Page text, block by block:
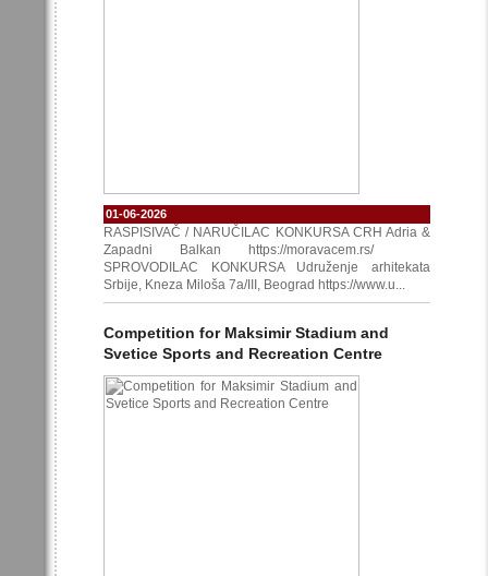
01-06-2026
RASPISIVAČ / NARUČILAC KONKURSA CRH Adria &
Zapadni Balkan https://moravacem.rs/
SPROVODILAC KONKURSA Udruženje arhitekata
Srbije, Kneza Miloša 7a/III, Beograd https://www.u...
Competition for Maksimir Stadium and
Svetice Sports and Recreation Centre